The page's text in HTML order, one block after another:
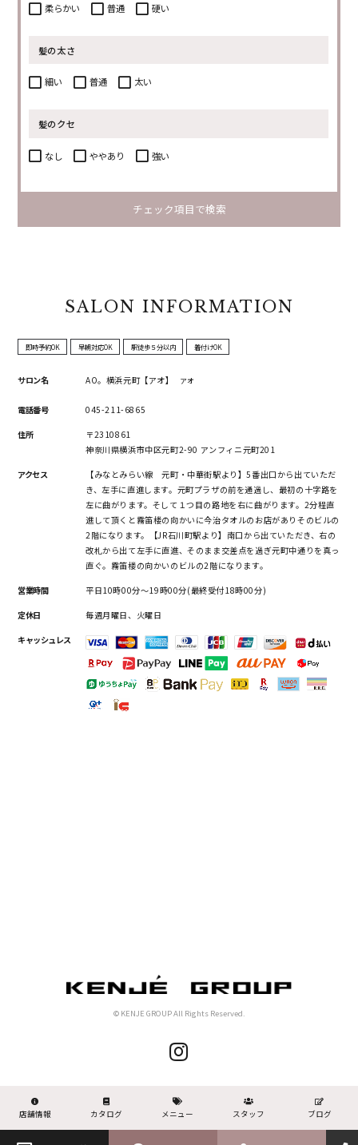
店舗情報 カタログ メニュー スタッフ ブログ
柔らかい 普通 硬い
髪の太さ
細い 普通 太い
髪のクセ
なし ややあり 強い
チェック項目で検索
SALON INFORMATION
即時予約OK 早朝対応OK 駅徒歩５分以内 着付けOK
サロン名 AO。横浜元町【アオ】 アオ
電話番号 045-211-6865
住所
〒2310861
神奈川県横浜市中区元町2-90 アンフィニ元町201
アクセス
【みなとみらい線 元町・中華街駅より】5番出口から出ていただ
き、左手に直進します。元町プラザの前を通過し、最初の十字路を
左に曲がります。そして１つ目の路地を右に曲がります。2分程直
進して頂くと霧笛楼の向かいに今治タオルのお店がありそのビルの
2階になります。【JR石川町駅より】南口から出ていただき、右の
改札から出て左手に直進、そのまま交差点を過ぎ元町中通りを真っ
直ぐ。霧笛楼の向かいのビルの2階になります。
営業時間 平日10時00分～19時00分(最終受付18時00分)
定休日 毎週月曜日、火曜日
キャッシュレス
© KENJE GROUP All Rights Reserved.